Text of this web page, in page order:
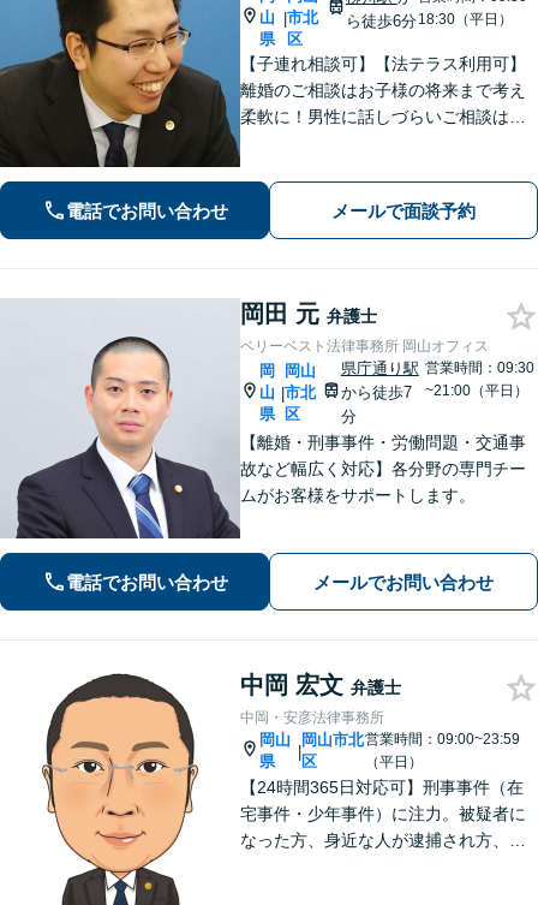
山
県
|市北
区
ら徒歩6分18:30（平日）
【子連れ相談可】【法テラス利用可】
離婚のご相談はお子様の将来まで考え
柔軟に！男性に話しづらいご相談は女
と連携してきめ細やかに対応【注力分
野初回相談無料】【WEB面談可】
電話でお問い合わせ メールで面談予約
岡田 元 弁護士
ベリーベスト法律事務所 岡山オフィス
岡
山
県
|
岡山
市北
区
県庁通り駅
から徒歩7
分
営業時間：09:30
~21:00（平日）
【離婚・刑事事件・労働問題・交通事
故など幅広く対応】各分野の専門チー
ムがお客様をサポートします。
電話でお問い合わせ メールでお問い合わせ
中岡 宏文 弁護士
中岡・安彦法律事務所
岡山
県
|
岡山市北
区
営業時間：09:00~23:59
（平日）
【24時間365日対応可】刑事事件（在
宅事件・少年事件）に注力。被疑者に
なった方、身近な人が逮捕され方、す